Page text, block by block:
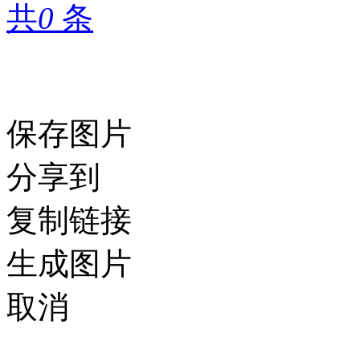
共0 条
保存图片
分享到
复制链接
生成图片
取消